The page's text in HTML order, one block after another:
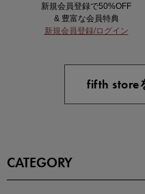
即戦力アイテム続々対象
新規会員登録で50%OFF
& 豊富な会員特典
新規会員登録/ログイン
fifth store
CATEGORY